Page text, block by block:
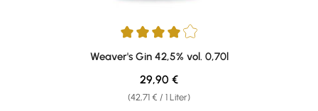
Durchschnittliche Bewertung von 4 von 5 Sternen
Weaver's Gin 42,5% vol. 0,70l
(42,71 € / 1 Liter)
Regulärer Preis:
29,90 €